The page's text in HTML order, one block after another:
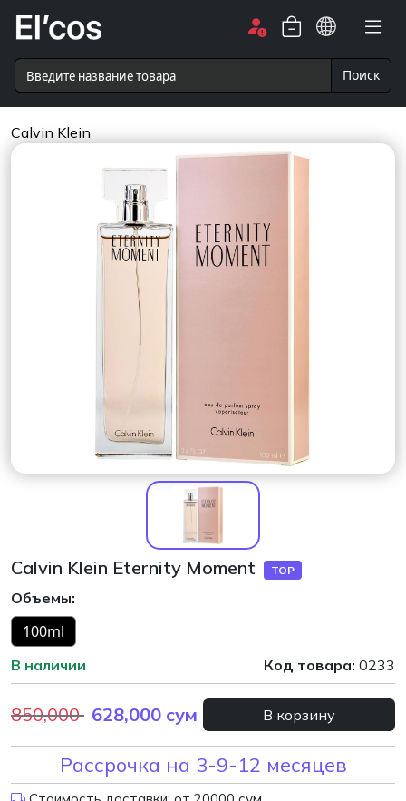
Поиск
Calvin Klein
Calvin Klein Eternity Moment TOP
Объемы:
100ml
В наличии Код товара: 0233
850,000 628,000 сум В корзину
Рассрочка на 3-9-12 месяцев